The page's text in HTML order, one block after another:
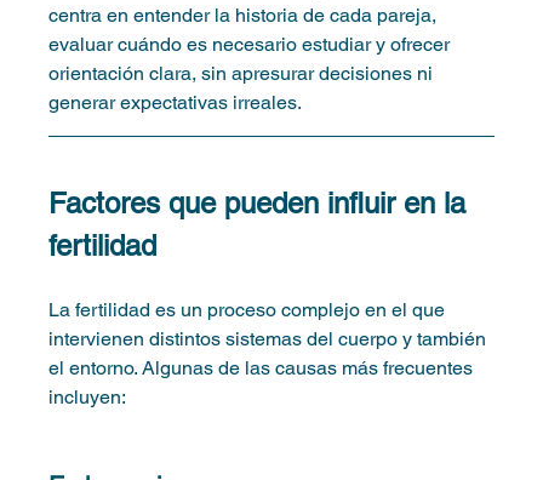
centra en entender la historia de cada pareja,
evaluar cuándo es necesario estudiar y ofrecer
orientación clara, sin apresurar decisiones ni
generar expectativas irreales.
Factores que pueden influir en la
fertilidad
La fertilidad es un proceso complejo en el que
intervienen distintos sistemas del cuerpo y también
el entorno. Algunas de las causas más frecuentes
incluyen: